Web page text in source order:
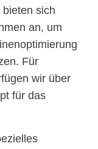
sich
an, um
Für
wir über
für das